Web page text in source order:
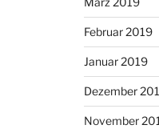
Februar 2019
Januar 2019
Dezember
November